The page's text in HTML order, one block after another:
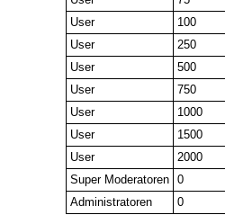
User
100
User
250
User
500
User
750
User
1000
User
1500
User
2000
Super Moderatoren 0
Administratoren
0